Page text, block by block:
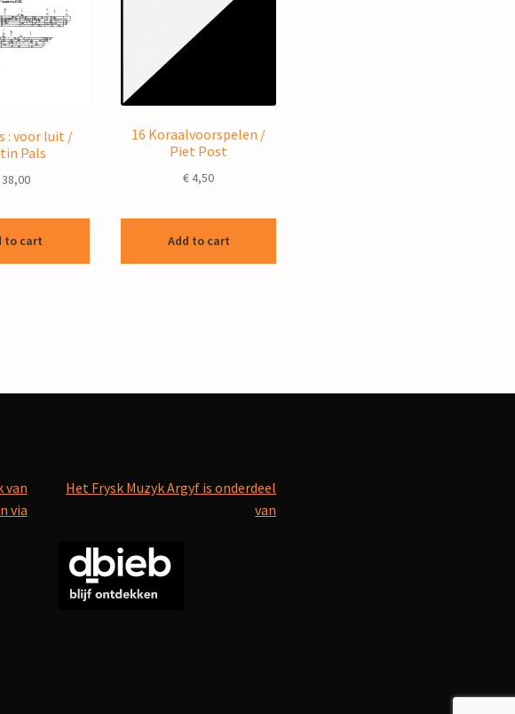
: voor luit /
Pals
38,00
to cart
16 Koraalvoorspelen /
Piet Post
€4,50
Add to cart
van
via
Het Frysk Muzyk Argyf is onderdeel
van